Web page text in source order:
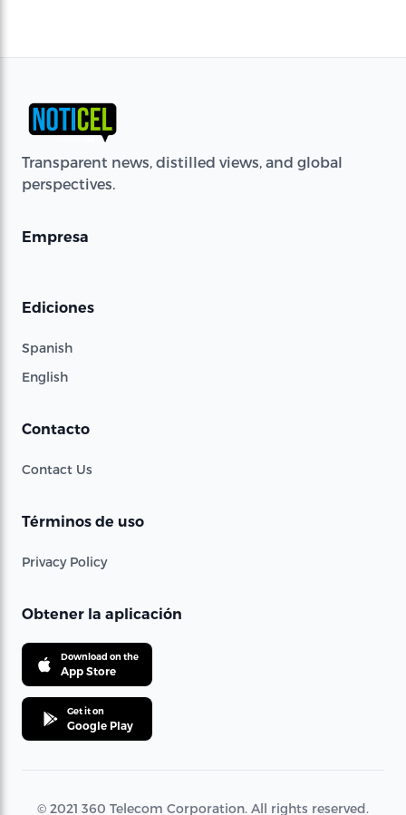
Transparent news, distilled views, and global
perspectives.
Empresa
Ediciones
Spanish
English
Contacto
Contact Us
Términos de uso
Privacy Policy
Obtener la aplicación
Download on the
App Store
Get it on
Google Play
© 2021 360 Telecom Corporation. All rights reserved.